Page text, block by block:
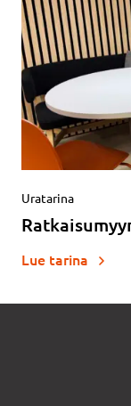
Uratarina
Lue tarina